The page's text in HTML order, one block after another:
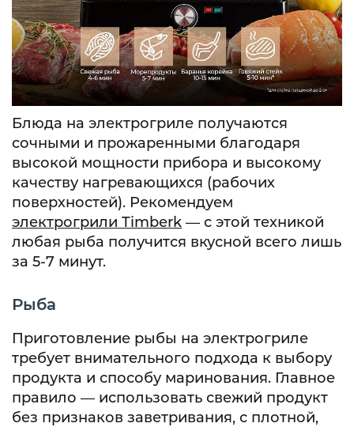
Блюда на электрогриле получаются
сочными и прожаренными благодаря
высокой мощности прибора и высокому
качеству нагревающихся (рабочих
поверхностей). Рекомендуем
электрогрили Timberk — с этой техникой
любая рыба получится вкусной всего лишь
за 5-7 минут.
Рыба
Приготовление рыбы на электрогриле
требует внимательного подхода к выбору
продукта и способу маринования. Главное
правило — использовать свежий продукт
без признаков заветривания, с плотной,